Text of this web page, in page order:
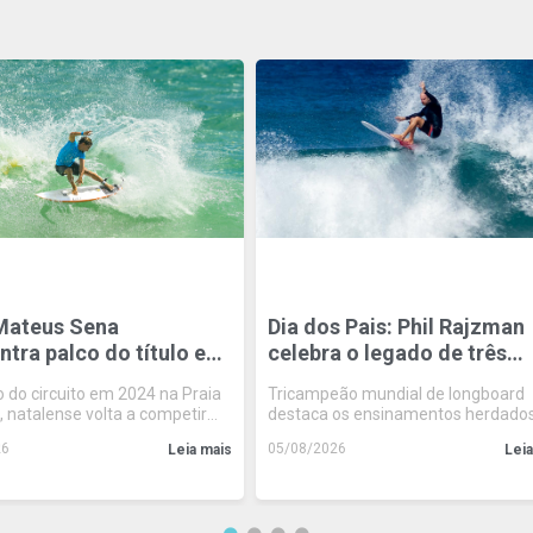
Sena
palco do título e
Circuito Banco do
do circuito em 2024 na Praia
natalense volta a competir
potiguar na etapa
Leia mais
Dia dos Pais: Phil Rajzman
celebra o legado de três
e pelos valores
Tricampeão mundial de longboard
destaca os ensinamentos herdados
câncer e a alegria de construir
05/08/2026